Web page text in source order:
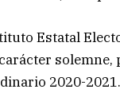
Estatal
2020-2021.